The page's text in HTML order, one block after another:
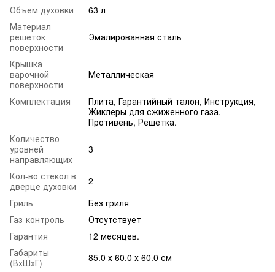
Объем духовки
63 л
Материал
решеток
поверхности
Эмалированная сталь
Крышка
варочной
поверхности
Металлическая
Комплектация
Плита, Гарантийный талон, Инструкция,
Жиклеры для сжиженного газа,
Противень, Решетка.
Количество
уровней
направляющих
3
Кол-во стекол в
дверце духовки
2
Гриль
Без гриля
Газ-контроль
Отсутствует
Гарантия
12 месяцев.
Габариты
(ВхШхГ)
85.0 х 60.0 х 60.0 см